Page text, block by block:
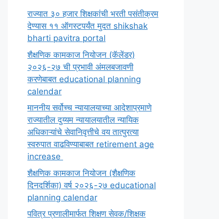
राज्यात ३० हजार शिक्षकांची भरती पसंतीक्रम
देण्यास ११ ऑगस्टपर्यंत मुदत shikshak
bharti pavitra portal
शैक्षणिक कामकाज नियोजन (कॅलेंडर)
२०२६-२७ ची प्रभावी अंमलबजावणी
करणेबाबत educational planning
calendar
माननीय सर्वोच्च न्यायालयाच्या आदेशाप्रमाणे
राज्यातील दुय्यम न्यायालयातील न्यायिक
अधिकाऱ्यांचे सेवानिवृत्तीचे वय तात्पुरत्या
स्वरुपात वाढविण्याबाबत retirement age
increase
शैक्षणिक कामकाज नियोजन (शैक्षणिक
दिनदर्शिका) वर्ष २०२६-२७ educational
planning calendar
पवित्र प्रणालीमार्फत शिक्षण सेवक/शिक्षक